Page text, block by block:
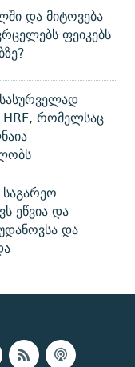
და მიტოვება
ფეიკებს
HRF, რომელსაც
საგარეო
ეწვია და
და